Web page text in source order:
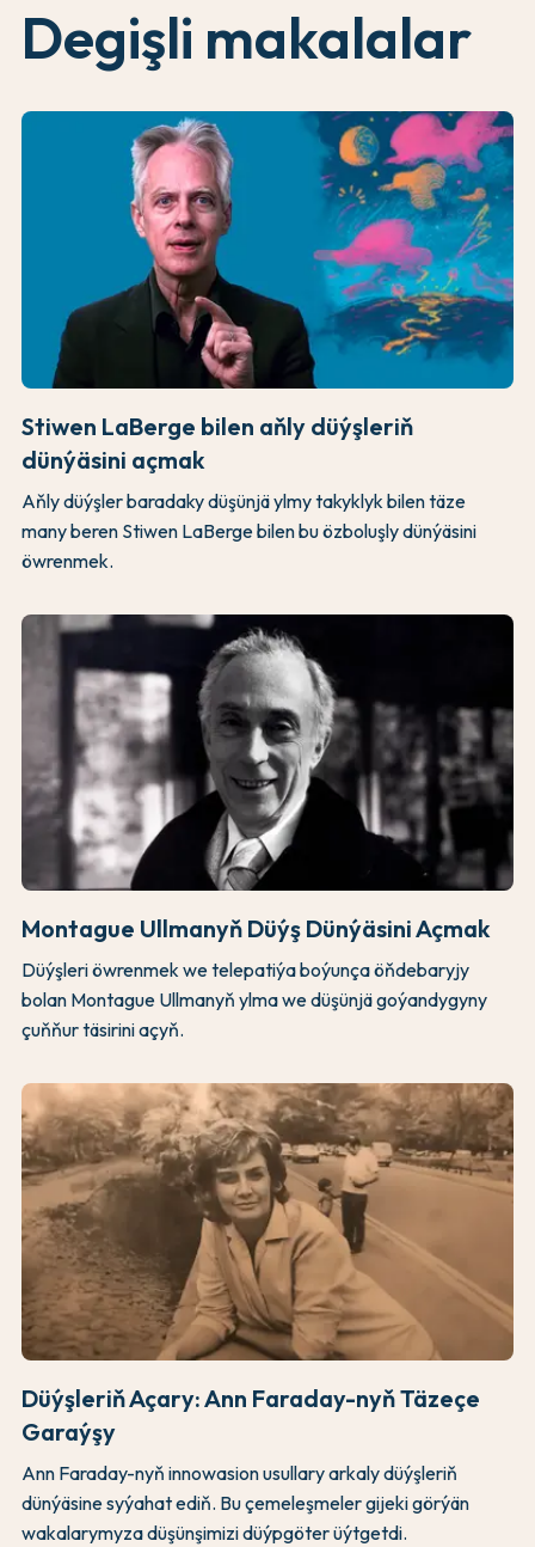
Degişli makalalar
Stiwen LaBerge bilen aňly düýşleriň
dünýäsini açmak
Aňly düýşler baradaky düşünjä ylmy takyklyk bilen täze
many beren Stiwen LaBerge bilen bu özboluşly dünýäsini
öwrenmek.
Montague Ullmanyň Düýş Dünýäsini Açmak
Düýşleri öwrenmek we telepatiýa boýunça öňdebaryjy
bolan Montague Ullmanyň ylma we düşünjä goýandygyny
çuňňur täsirini açyň.
Düýşleriň Açary: Ann Faraday-nyň Täzeçe
Garaýşy
Ann Faraday-nyň innowasion usullary arkaly düýşleriň
dünýäsine syýahat ediň. Bu çemeleşmeler gijeki görýän
wakalarymyza düşünşimizi düýpgöter üýtgetdi.